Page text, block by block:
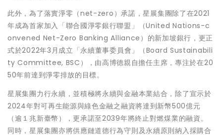
此外，為了落實淨零（net-zero）承諾，星展集團除了在2021
年成為首家加入「聯合國淨零銀行聯盟」（United Nations-c
onvened Net-Zero Banking Alliance）的新加坡銀行，更正
式於2022年3月成立「永續董事委員會」（Board Sustainabili
ty Committee, BSC），由高博德親自擔任主席，專注於在20
50年前達到淨零排放的目標。
星展集團力行永續，並積極將永續與金融本業結合，除了宣示於
2024年對可再生能源與綠色金融之融資將達到新幣500億元
（逾１兆新臺幣），更承諾至2039年將終止對燃煤業的融資。
同時，星展集團亦將供應鏈道德行為守則及永續原則納入採購合